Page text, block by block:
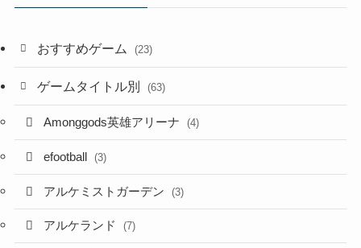
おすすめゲーム (23)
ゲームタイトル別 (63)
Amonggods英雄アリーナ (4)
efootball (3)
アルケミストガーデン (3)
アルケランド (7)